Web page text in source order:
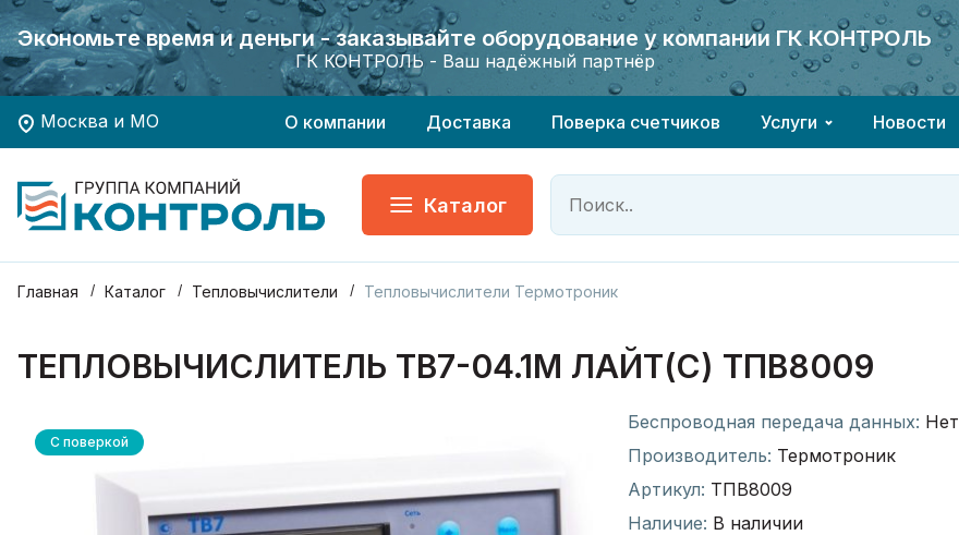
Экономьте время и деньги - заказывайте оборудование у компании ГК КОНТРОЛЬ
ГК КОНТРОЛЬ - Ваш надёжный партнёр
Хотите заказать поверку приборов учета?
Экономьте время и деньги - заказывайте оборудование у компании ГК КОНТРОЛЬ
ГК КОНТРОЛЬ - Ваш надёжный партнёр
Хотите заказать поверку приборов учета?
Москва и МО О компании Доставка Поверка счетчиков Услуги Новости
Каталог
Главная Каталог Тепловычислители Тепловычислители Термотроник
ТЕПЛОВЫЧИСЛИТЕЛЬ ТВ7-04.1M ЛАЙТ(С) ТПВ8009
С поверкой
Беспроводная передача данных: Нет
Производитель: Термотроник
Артикул: ТПВ8009
Наличие: В наличии